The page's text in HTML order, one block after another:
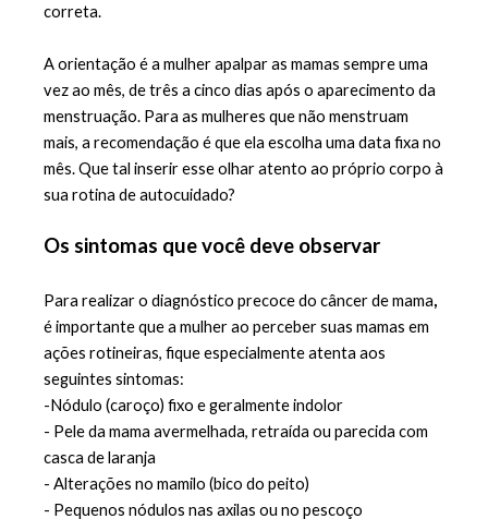
correta.
A orientação é a mulher apalpar as mamas sempre uma
vez ao mês, de três a cinco dias após o aparecimento da
menstruação. Para as mulheres que não menstruam
mais, a recomendação é que ela escolha uma data fixa no
mês. Que tal inserir esse olhar atento ao próprio corpo à
sua rotina de autocuidado?
Os sintomas que você deve observar
Para realizar o diagnóstico precoce do câncer de mama
é importante que a mulher ao perceber suas mamas em
ações rotineiras, fique especialmente atenta aos
seguintes sintomas:
-Nódulo (caroço) fixo e geralmente indolor
- Pele da mama avermelhada, retraída ou parecida com
casca de laranja
- Alterações no mamilo (bico do peito)
- Pequenos nódulos nas axilas ou no pescoço